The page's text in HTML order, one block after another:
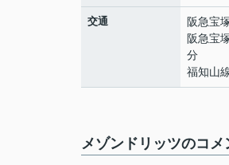
交通 阪急宝
阪急宝
分
福知山
メゾンドリッツのコ